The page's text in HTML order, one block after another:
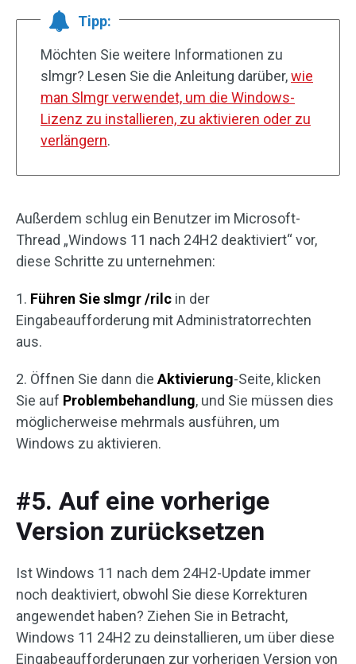
Tipp:
Möchten Sie weitere Informationen zu
slmgr? Lesen Sie die Anleitung darüber,wie
man Slmgr verwendet, um die Windows-
Lizenz zu installieren, zu aktivieren oder zu
verlängern.
Außerdem schlug ein Benutzer im Microsoft-
Thread „Windows 11 nach 24H2 deaktiviert“ vor,
diese Schritte zu unternehmen:
1. Führen Sie slmgr /rilc in der
Eingabeaufforderung mit Administratorrechten
aus.
2. Öffnen Sie dann die Aktivierung-Seite, klicken
Sie auf Problembehandlung, und Sie müssen dies
möglicherweise mehrmals ausführen, um
Windows zu aktivieren.
#5. Auf eine vorherige
Version zurücksetzen
Ist Windows 11 nach dem 24H2-Update immer
noch deaktiviert, obwohl Sie diese Korrekturen
angewendet haben? Ziehen Sie in Betracht,
Windows 11 24H2 zu deinstallieren, um über diese
Eingabeaufforderungen zur vorherigen Version von